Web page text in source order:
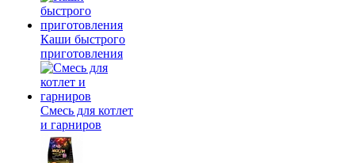
Каши быстрого
приготовления
Смесь для котлет
и гарниров